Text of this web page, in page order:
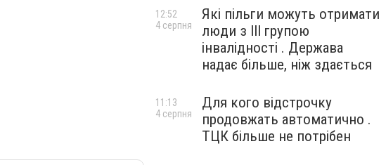
Які пільги можуть отримати
люди з III групою
інвалідності . Держава
надає більше, ніж здається
12:52
4 серпня
Для кого відстрочку
продовжать автоматично .
ТЦК більше не потрібен
11:13
4 серпня